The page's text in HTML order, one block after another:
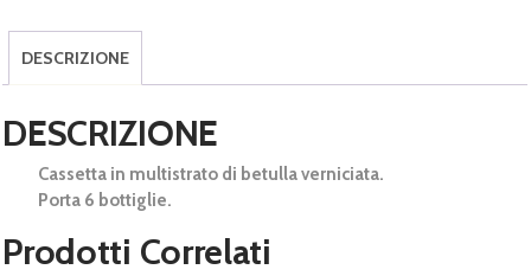
DESCRIZIONE
DESCRIZIONE
Cassetta in multistrato di betulla verniciata.
Porta 6 bottiglie.
Prodotti Correlati